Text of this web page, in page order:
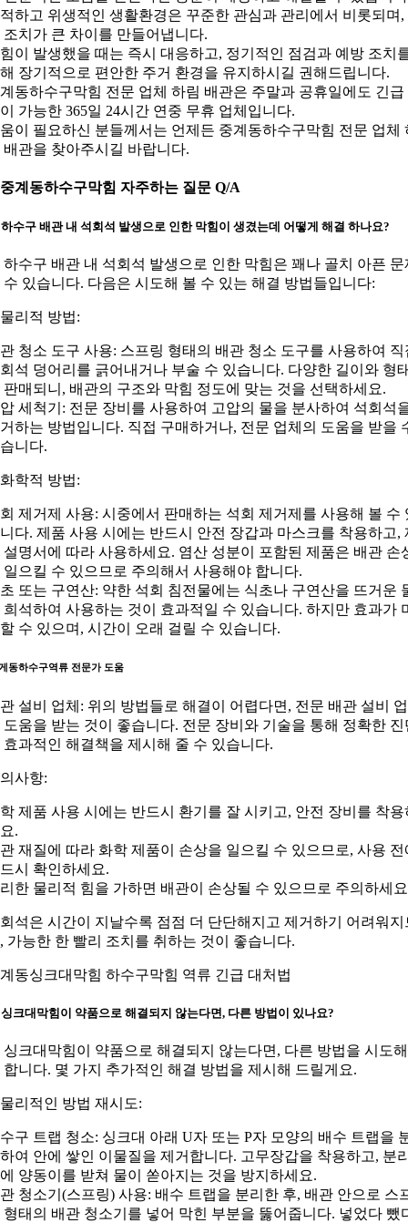
하고 위생적인 생활환경은 꾸준한 관심과 관리에서 비롯되며,
조치가 큰 차이를 만들어냅니다.
이 발생했을 때는 즉시 대응하고, 정기적인 점검과 예방 조치
장기적으로 편안한 주거 환경을 유지하시길 권해드립니다.
동하수구막힘 전문 업체 하림 배관은 주말과 공휴일에도 긴급
가능한 365일 24시간 연중 무휴 업체입니다.
이 필요하신 분들께서는 언제든 중계동하수구막힘 전문 업체
배관을 찾아주시길 바랍니다.
계동하수구막힘 자주하는 질문 Q/A
수구 배관 내 석회석 발생으로 인한 막힘이 생겼는데 어떻게 해결 하나요?
하수구 배관 내 석회석 발생으로 인한 막힘은 꽤나 골치 아픈 문
수 있습니다. 다음은 시도해 볼 수 있는 해결 방법들입니다:
리적 방법:
청소 도구 사용: 스프링 형태의 배관 청소 도구를 사용하여 직
석 덩어리를 긁어내거나 부술 수 있습니다. 다양한 길이와 형
판매되니, 배관의 구조와 막힘 정도에 맞는 것을 선택하세요.
세척기: 전문 장비를 사용하여 고압의 물을 분사하여 석회석
하는 방법입니다. 직접 구매하거나, 전문 업체의 도움을 받을
니다.
학적 방법:
제거제 사용: 시중에서 판매하는 석회 제거제를 사용해 볼 수
다. 제품 사용 시에는 반드시 안전 장갑과 마스크를 착용하고,
설명서에 따라 사용하세요. 염산 성분이 포함된 제품은 배관 손
일으킬 수 있으므로 주의해서 사용해야 합니다.
또는 구연산: 약한 석회 침전물에는 식초나 구연산을 뜨거운
희석하여 사용하는 것이 효과적일 수 있습니다. 하지만 효과가
수 있으며, 시간이 오래 걸릴 수 있습니다.
동하수구역류 전문가 도움
설비 업체: 위의 방법들로 해결이 어렵다면, 전문 배관 설비
도움을 받는 것이 좋습니다. 전문 장비와 기술을 통해 정확한 진
효과적인 해결책을 제시해 줄 수 있습니다.
사항:
제품 사용 시에는 반드시 환기를 잘 시키고, 안전 장비를 착용
.
재질에 따라 화학 제품이 손상을 일으킬 수 있으므로, 사용 전
시 확인하세요.
한 물리적 힘을 가하면 배관이 손상될 수 있으므로 주의하세
석은 시간이 지날수록 점점 더 단단해지고 제거하기 어려워지
가능한 한 빨리 조치를 취하는 것이 좋습니다.
동싱크대막힘 하수구막힘 역류 긴급 대처법
크대막힘이 약품으로 해결되지 않는다면, 다른 방법이 있나요?
싱크대막힘이 약품으로 해결되지 않는다면, 다른 방법을 시도
합니다. 몇 가지 추가적인 해결 방법을 제시해 드릴게요.
리적인 방법 재시도:
구 트랩 청소: 싱크대 아래 U자 또는 P자 모양의 배수 트랩을
여 안에 쌓인 이물질을 제거합니다. 고무장갑을 착용하고, 분
양동이를 받쳐 물이 쏟아지는 것을 방지하세요.
청소기(스프링) 사용: 배수 트랩을 분리한 후, 배관 안으로 스
형태의 배관 청소기를 넣어 막힌 부분을 뚫어줍니다. 넣었다 뺐